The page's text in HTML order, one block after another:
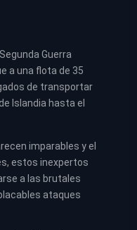
Guerra
a una flota de 35
de transportar
Islandia hasta el
imparables y el
estos inexpertos
a las brutales
ataques